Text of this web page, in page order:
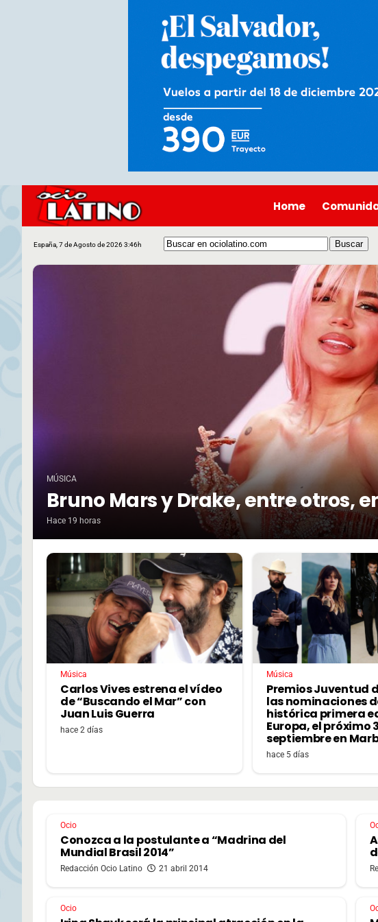
Home
España, 7 de Agosto de 2026 3:46h
MÚSICA
Bruno Mars y Drake, entre otros,
Hace 19 horas
Música
Carlos Vives estrena el vídeo
de “Buscando el Mar” con
Juan Luis Guerra
hace 2 días
Música
Premios Juventud
las nominaciones
histórica primera
Europa, el próximo
septiembre en
hace 5 días
Ocio
Conozca a la postulante a “Madrina del
Mundial Brasil 2014”
Redacción Ocio Latino 21 abril 2014
Ocio